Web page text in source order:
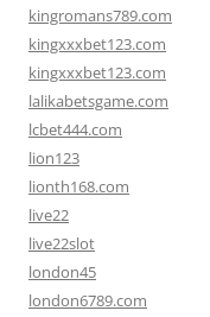
kingromans789.com
kingxxxbet123.com
kingxxxbet123.com
lalikabetsgame.com
lcbet444.com
lion123
lionth168.com
live22
live22slot
london45
london6789.com